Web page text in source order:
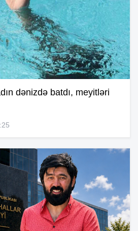
dənizdə batdı, meyitləri